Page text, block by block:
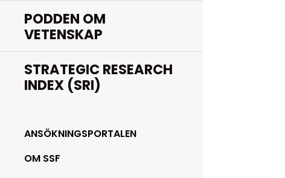
PODDEN OM
VETENSKAP
STRATEGIC RESEARCH
INDEX (SRI)
ANSÖKNINGSPORTALEN
OM SSF